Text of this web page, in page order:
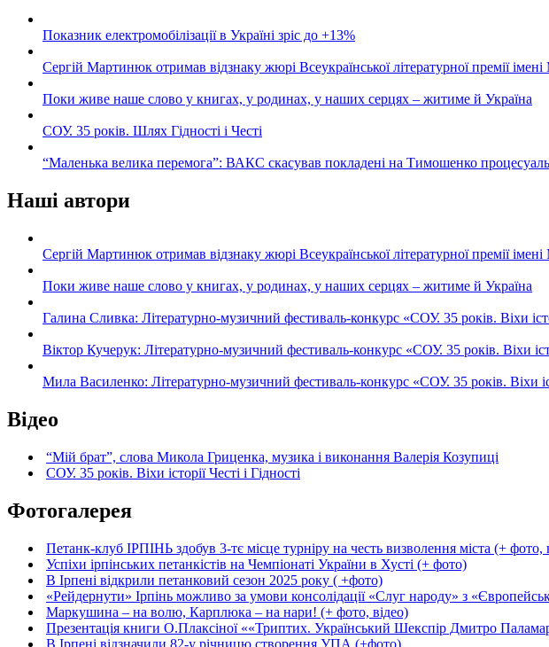
Показник електромобілізації в Україні зріс до +13%
Сергій Мартинюк отримав відзнаку жюрі Всеукраїнської літературної премії
Поки живе наше слово у книгах, у родинах, у наших серцях – житиме й Україна
СОУ. 35 років. Шлях Гідності і Честі
“Маленька велика перемога”: ВАКС скасував покладені на Тимошенко
Наші автори
Сергій Мартинюк отримав відзнаку жюрі Всеукраїнської літературної премії
Поки живе наше слово у книгах, у родинах, у наших серцях – житиме й Україна
Галина Сливка: Літературно-музичний фестиваль-конкурс «СОУ. 35 років. Віхи
Віктор Кучерук: Літературно-музичний фестиваль-конкурс «СОУ. 35 років. Віхи
Мила Василенко: Літературно-музичний фестиваль-конкурс «СОУ. 35 років. Віхи
Відео
“Мій брат”, слова Микола Гриценка, музика і виконання Валерія Козупиці
СОУ. 35 років. Віхи історії Честі і Гідності
Фотогалерея
Петанк-клуб ІРПІНЬ здобув 3-тє місце турніру на честь визволення міста (+ фото,
Успіхи ірпінських петанкістів на Чемпіонаті України в Хусті (+ фото)
В Ірпені відкрили петанковий сезон 2025 року ( +фото)
«Рейдернути» Ірпінь можливо за умови консолідації «Слуг народу» з
Маркушина – на волю, Карплюка – на нари! (+ фото, відео)
Презентація книги О.Плаксіної ««Триптих. Український Шекспір Дмитро
В Ірпені відзначили 82-у річницю створення УПА (+фото)